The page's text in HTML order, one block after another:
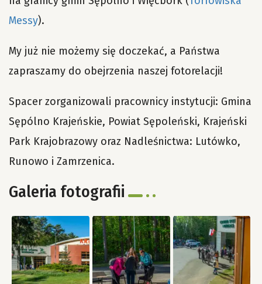
Messy).
My już nie możemy się doczekać, a Państwa
zapraszamy do obejrzenia naszej fotorelacji!
Spacer zorganizowali pracownicy instytucji: Gmina
Sępólno Krajeńskie, Powiat Sępoleński, Krajeński
Park Krajobrazowy oraz Nadleśnictwa: Lutówko,
Runowo i Zamrzenica.
Galeria fotografii